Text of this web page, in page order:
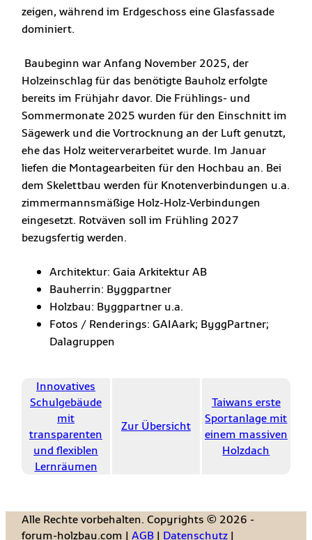
zeigen, während im Erdgeschoss eine Glasfassade
dominiert.
Baubeginn war Anfang November 2025, der
Holzeinschlag für das benötigte Bauholz erfolgte
bereits im Frühjahr davor. Die Frühlings- und
Sommermonate 2025 wurden für den Einschnitt im
Sägewerk und die Vortrocknung an der Luft genutzt,
ehe das Holz weiterverarbeitet wurde. Im Januar
liefen die Montagearbeiten für den Hochbau an. Bei
dem Skelettbau werden für Knotenverbindungen u.a.
zimmermannsmäßige Holz-Holz-Verbindungen
eingesetzt. Rotväven soll im Frühling 2027
bezugsfertig werden.
Architektur: Gaia Arkitektur AB
Bauherrin: Byggpartner
Holzbau: Byggpartner u.a.
Fotos / Renderings: GAIAark; ByggPartner;
Dalagruppen
Innovatives
Schulgebäude
mit
transparenten
und flexiblen
Lernräumen
Zur Übersicht
Taiwans erste
Sportanlage mit
einem massiven
Holzdach
Alle Rechte vorbehalten. Copyrights © 2026 -
forum-holzbau.com |AGB | Datenschutz |